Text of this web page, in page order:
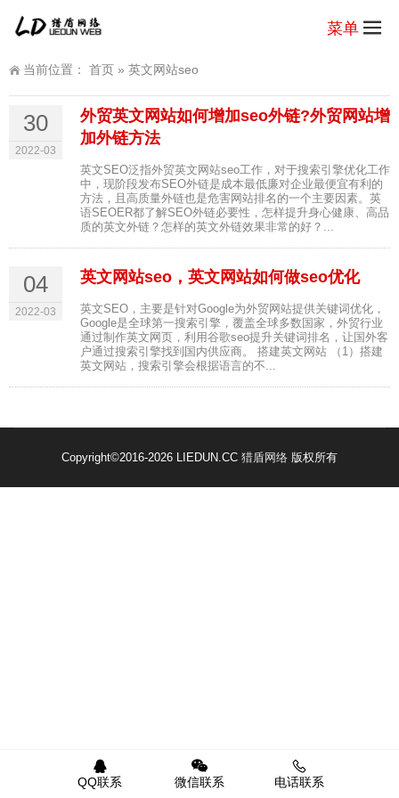
菜单
当前位置： 首页 » 英文网站seo
30
2022-03
外贸英文网站如何增加seo外链?外贸网站增
加外链方法
英文SEO泛指外贸英文网站seo工作，对于搜索引擎优化工作
中，现阶段发布SEO外链是成本最低廉对企业最便宜有利的
方法，且高质量外链也是危害网站排名的一个主要因素。英
语SEOER都了解SEO外链必要性，怎样提升身心健康、高品
质的英文外链？怎样的英文外链效果非常的好？...
04
2022-03
英文网站seo，英文网站如何做seo优化
英文SEO，主要是针对Google为外贸网站提供关键词优化，
Google是全球第一搜索引擎，覆盖全球多数国家，外贸行业
通过制作英文网页，利用谷歌seo提升关键词排名，让国外客
户通过搜索引擎找到国内供应商。 搭建英文网站 （1）搭建
英文网站，搜索引擎会根据语言的不...
Copyright©2016-2026 LIEDUN.CC 猎盾网络 版权所有
QQ联系 微信联系 电话联系